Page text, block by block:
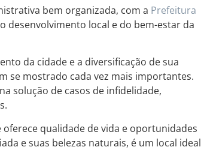
bem organizada, com a Prefeitura
desenvolvimento local e do bem-estar da
da cidade e a diversificação de sua
se mostrado cada vez mais importantes.
solução de casos de infidelidade,
qualidade de vida e oportunidades
e suas belezas naturais, é um local ideal